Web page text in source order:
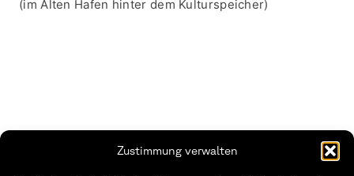
Zustimmung verwalten
(im Alten Hafen hinter dem Kulturspeicher)
THWS | Fakultät Gestaltung Würzburg